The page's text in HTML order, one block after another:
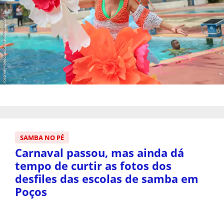
SAMBA NO PÉ
Carnaval passou, mas ainda dá
tempo de curtir as fotos dos
desfiles das escolas de samba em
Poços